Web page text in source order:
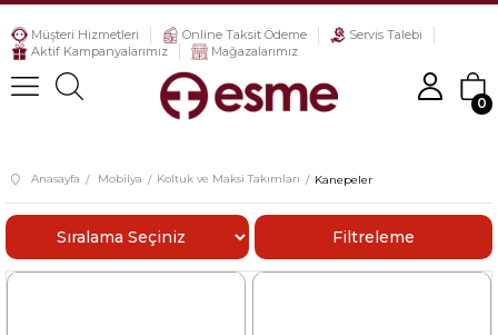
Müşteri Hizmetleri Online Taksit Ödeme
Servis Talebi
Aktif Kampanyalarımız
Mağazalarımız
0
Anasayfa Mobilya Koltuk ve Maksi Takımları Kanepeler
Filtreleme
Sıralama